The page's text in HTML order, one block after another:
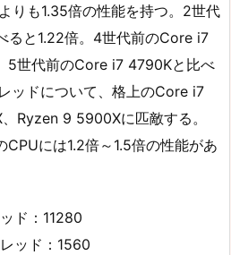
りも1.35倍の性能を持つ。2世代
と1.22倍。4世代前のCore i7
5世代前のCore i7 4790Kと比べ
ッドについて、格上のCore i7
Ryzen 9 5900Xに匹敵する。
には1.2倍～1.5倍の性能があ
ド：11280
ッド：1560